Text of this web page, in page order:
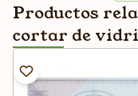
Productos
cortar de